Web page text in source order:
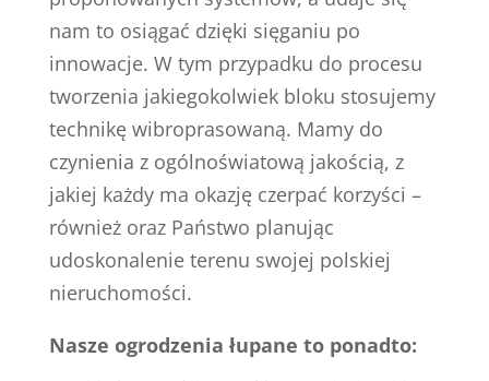
nam to osiągać dzięki sięganiu po
innowacje. W tym przypadku do procesu
tworzenia jakiegokolwiek bloku stosujemy
technikę wibroprasowaną. Mamy do
czynienia z ogólnoświatową jakością, z
jakiej każdy ma okazję czerpać korzyści –
również oraz Państwo planując
udoskonalenie terenu swojej polskiej
nieruchomości.
Nasze ogrodzenia łupane to ponadto: